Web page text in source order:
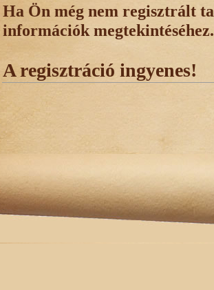
Ha Ön még nem regisztrált
információk megtekintéséhez.
A regisztráció ingyenes!